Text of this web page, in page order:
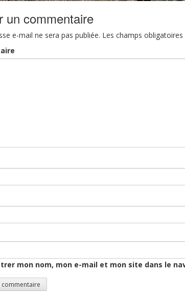
un commentaire
e-mail ne sera pas publiée. Les champs
mon nom, mon e-mail et mon site dans le